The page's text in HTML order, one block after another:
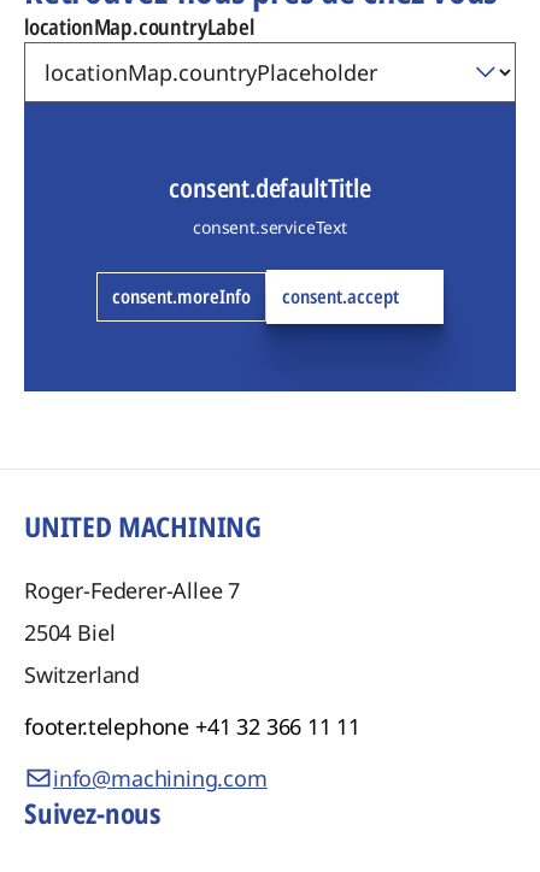
locationMap.countryLabel
consent.defaultTitle
consent.serviceText
consent.moreInfo consent.accept
UNITED MACHINING
Roger-Federer-Allee 7
2504 Biel
Switzerland
footer.telephone +41 32 366 11 11
info@machining.com
Suivez-nous